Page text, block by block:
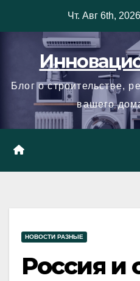
Чт. Авг 6th, 2026
Блог о строительстве,
вашего
НОВОСТИ РАЗНЫЕ
Россия и